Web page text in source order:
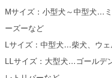
Mサイズ：小型犬～中型犬…
ーズーなど
Lサイズ：中型犬…柴犬、ウ
LLサイズ：大型犬…ゴールデ